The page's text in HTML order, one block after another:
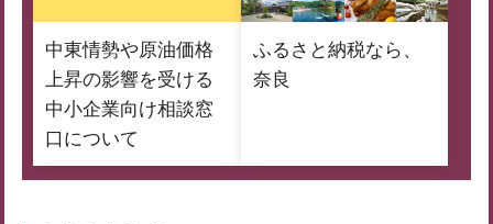
中東情勢や原油価格
上昇の影響を受ける
中小企業向け相談窓
口について
ふるさと納税なら、
奈良